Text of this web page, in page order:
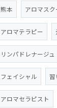
熊本 アロマスク
アロマテラピー
リンパドレナージュ
フェイシャル 習
アロマセラピスト